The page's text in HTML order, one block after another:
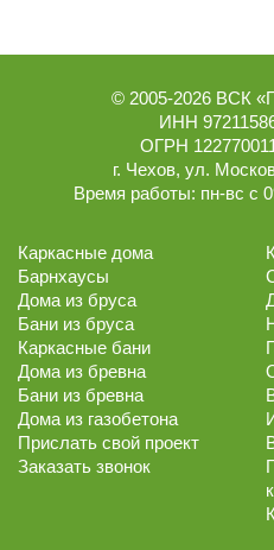
© 2005-2026 ВСК
ИНН
ОГРН
г. Чехов, ул.
Время работы: пн-вс с
Каркасные дома
Барнхаусы
Дома из бруса
Бани из бруса
Каркасные бани
Дома из бревна
Бани из бревна
Дома из газобетона
Прислать свой проект
Заказать звонок